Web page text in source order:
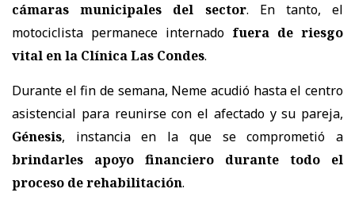
cámaras municipales del sector. En tanto, el
motociclista permanece internado fuera de riesgo
vital en la Clínica Las Condes.
Durante el fin de semana, Neme acudió hasta el centro
asistencial para reunirse con el afectado y su pareja,
Génesis, instancia en la que se comprometió a
brindarles apoyo financiero durante todo el
proceso de rehabilitación.